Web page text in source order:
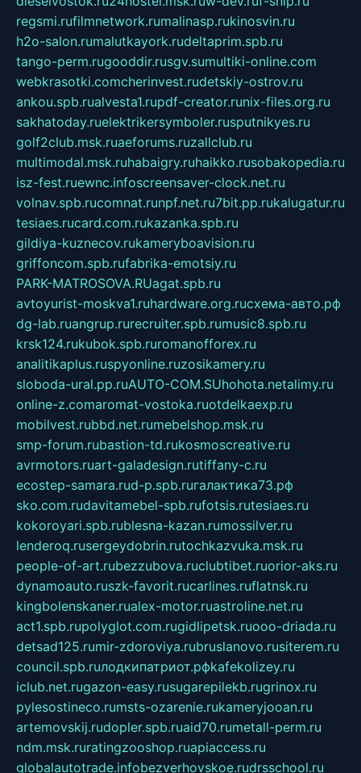
regsmi.rufilmnetwork.rumalinasp.rukinosvin.ru
h2o-salon.rumalutkayork.rudeltaprim.spb.ru
tango-perm.rugooddir.rusgv.sumultiki-online.com
webkrasotki.comcherinvest.rudetskiy-ostrov.ru
ankou.spb.rualvesta1.rupdf-creator.runix-files.org.ru
sakhatoday.ruelektrikersymboler.rusputnikyes.ru
golf2club.msk.ruaeforums.ruzallclub.ru
multimodal.msk.ruhabaigry.ruhaikko.rusobakopedia.ru
isz-fest.ruewnc.infoscreensaver-clock.net.ru
volnav.spb.rucomnat.runpf.net.ru7bit.pp.rukalugatur.ru
tesiaes.rucard.com.rukazanka.spb.ru
gildiya-kuznecov.rukameryboavision.ru
griffoncom.spb.rufabrika-emotsiy.ru
PARK-MATROSOVA.RUagat.spb.ru
avtoyurist-moskva1.ruhardware.org.ruсхема-авто.рф
dg-lab.ruangrup.rurecruiter.spb.rumusic8.spb.ru
krsk124.rukubok.spb.ruromanofforex.ru
analitikaplus.ruspyonline.ruzosikamery.ru
sloboda-ural.pp.ruAUTO-COM.SUhohota.netalimy.ru
online-z.comaromat-vostoka.ruotdelkaexp.ru
mobilvest.rubbd.net.rumebelshop.msk.ru
smp-forum.rubastion-td.rukosmoscreative.ru
avrmotors.ruart-galadesign.rutiffany-c.ru
ecostep-samara.rud-p.spb.ruгалактика73.рф
sko.com.rudavitamebel-spb.rufotsis.rutesiaes.ru
kokoroyari.spb.rublesna-kazan.rumossilver.ru
lenderoq.rusergeydobrin.rutochkazvuka.msk.ru
people-of-art.rubezzubova.ruclubtibet.ruorior-aks.ru
dynamoauto.ruszk-favorit.rucarlines.ruflatnsk.ru
kingbolenskaner.rualex-motor.ruastroline.net.ru
act1.spb.rupolyglot.com.rugidlipetsk.ruooo-driada.ru
detsad125.rumir-zdoroviya.rubruslanovo.rusiterem.ru
council.spb.ruлодкипатриот.рфkafekolizey.ru
iclub.net.rugazon-easy.rusugarepilekb.rugrinox.ru
pylesostineco.rumsts-ozarenie.rukameryjooan.ru
artemovskij.rudopler.spb.ruaid70.rumetall-perm.ru
ndm.msk.ruratingzooshop.ruapiaccess.ru
globalautotrade.infobezverhovskoe.rudrsschool.ru